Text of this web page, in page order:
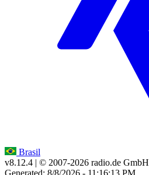
Brasil
v8.12.4 | © 2007-2026 radio.de GmbH